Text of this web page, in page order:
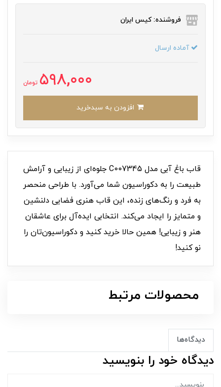
فروشنده: کیس ایران
آماده ارسال
598,000 تومان
قاب باغ آبی مدل C007345 جلوه‌ای از زیبایی و آرامش
طبیعت را به دکوراسیون شما می‌آورد. با طراحی منحصر
به فرد و رنگ‌های زنده، این قاب هنری فضایی دلنشین
و متمایز را ایجاد می‌کند. انتخابی ایده‌آل برای عاشقان
هنر و زیبایی! همین حالا خرید کنید و دکوراسیون‌تان را
نو کنید!
محصولات مرتبط
دیدگاه‌ها
دیدگاه خود را بنویسید